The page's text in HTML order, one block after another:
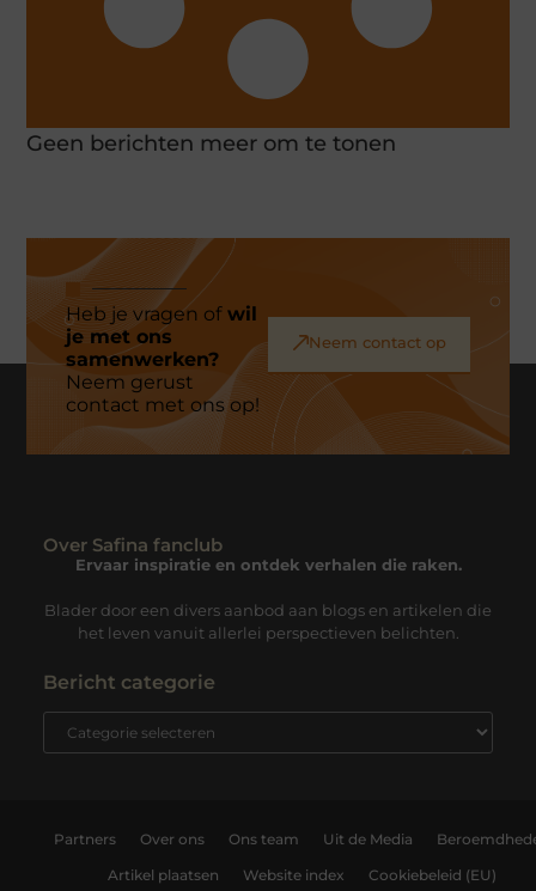
Geen berichten meer om te tonen
Heb je vragen ofwil
je met ons
samenwerken?
Neem gerust
contact met ons op!
Neem contact op
Over Safina fanclub
Ervaar inspiratie en ontdek verhalen die raken.
Blader door een divers aanbod aan blogs en artikelen die
het leven vanuit allerlei perspectieven belichten.
Bericht categorie
Partners Over ons Ons team Uit de Media
Artikel plaatsen Website index Cookiebeleid (EU)